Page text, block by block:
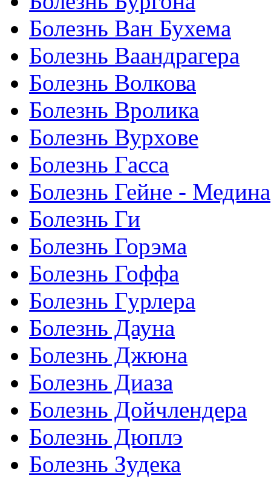
Болезнь Ван Бухема
Болезнь Ваандрагера
Болезнь Волкова
Болезнь Вролика
Болезнь Вурхове
Болезнь Гасса
Болезнь Гейне - Медина
Болезнь Ги
Болезнь Горэма
Болезнь Гоффа
Болезнь Гурлера
Болезнь Дауна
Болезнь Джюна
Болезнь Диаза
Болезнь Дойчлендера
Болезнь Дюплэ
Болезнь Зудека